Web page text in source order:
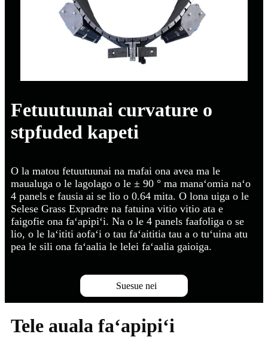
Fetuutuunai curvature o
stpfuded kapeti
O la matou fetuutuunai na mafai ona avea ma le
maualuga o le lagolago o le ± 90 ° ma manaʻomia naʻo
4 panels e fausia ai se lio o 0.64 mita. O lona uiga o le
Selese Grass Expradre na fatuina vitio vitio ata e
faigofie ona faʻapipiʻi. Na o le 4 panels faafoliga o se
lio, o le laʻititi aofaʻi o tau faʻaititia tau a o tuʻuina atu
pea le sili ona faʻaalia le lelei faʻaalia gaioiga.
Suesue nei
Tele auala faʻapipiʻi